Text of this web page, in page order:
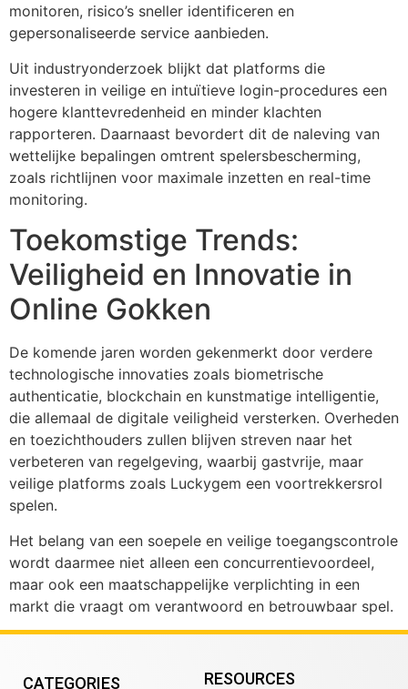
monitoren, risico’s sneller identificeren en
gepersonaliseerde service aanbieden.
Uit industryonderzoek blijkt dat platforms die
investeren in veilige en intuïtieve login-procedures een
hogere klanttevredenheid en minder klachten
rapporteren. Daarnaast bevordert dit de naleving van
wettelijke bepalingen omtrent spelersbescherming,
zoals richtlijnen voor maximale inzetten en real-time
monitoring.
Toekomstige Trends:
Veiligheid en Innovatie in
Online Gokken
De komende jaren worden gekenmerkt door verdere
technologische innovaties zoals biometrische
authenticatie, blockchain en kunstmatige intelligentie,
die allemaal de digitale veiligheid versterken. Overheden
en toezichthouders zullen blijven streven naar het
verbeteren van regelgeving, waarbij gastvrije, maar
veilige platforms zoals Luckygem een voortrekkersrol
spelen.
Het belang van een soepele en veilige toegangscontrole
wordt daarmee niet alleen een concurrentievoordeel,
maar ook een maatschappelijke verplichting in een
markt die vraagt om verantwoord en betrouwbaar spel.
CATEGORIES RESOURCES